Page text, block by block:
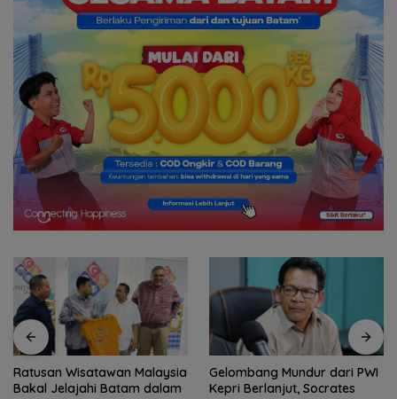
Ratusan Wisatawan Malaysia
Bakal Jelajahi Batam dalam
Gelombang Mundur dari PWI
Kepri Berlanjut, Socrates